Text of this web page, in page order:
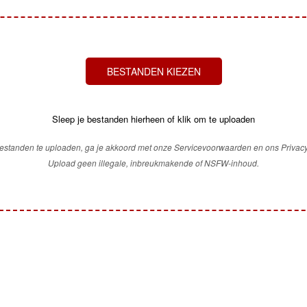
BESTANDEN KIEZEN
Sleep je bestanden hierheen of klik om te uploaden
te uploaden, ga je akkoord met onze Servicevoorwaarden en ons
Upload geen illegale, inbreukmakende of NSFW-inhoud.